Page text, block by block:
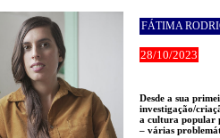
FÁTIMA
28/10/2023
Desde a sua
investigação/
a cultura popular
– várias